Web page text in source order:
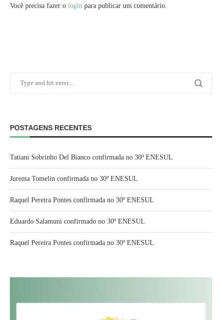
Você precisa fazer o login para publicar um comentário.
POSTAGENS RECENTES
Tatiani Sobrinho Del Bianco confirmada no 30º ENESUL
Jurema Tomelin confirmada no 30º ENESUL
Raquel Pereira Pontes confirmada no 30º ENESUL
Eduardo Salamuni confirmado no 30º ENESUL
Raquel Pereira Pontes confirmada no 30º ENESUL